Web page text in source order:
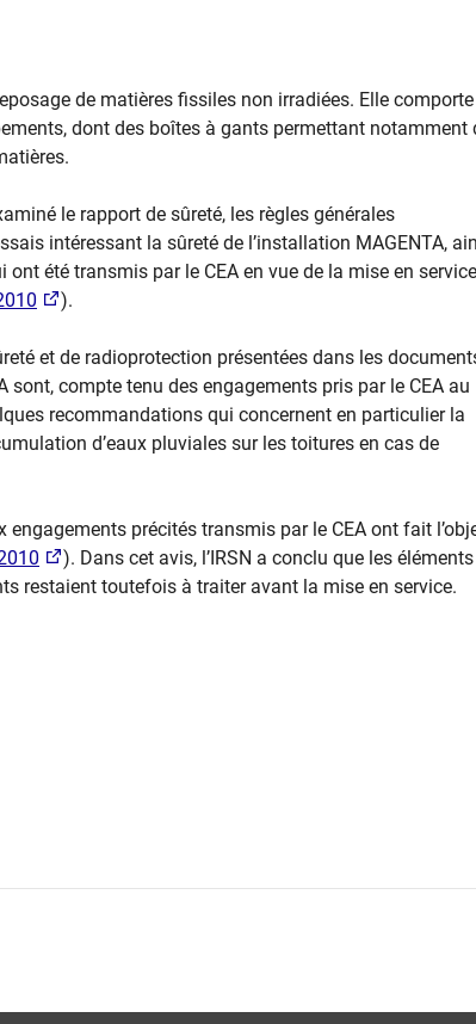
de matières fissiles non irradiées. Elle comporte
dont des boîtes à gants permettant notamment
le rapport de sûreté, les règles générales
intéressant la sûreté de l’installation MAGENTA,
été transmis par le CEA en vue de la mise en
).
et de radioprotection présentées dans les
compte tenu des engagements pris par le CEA au
recommandations qui concernent en particulier la
d’eaux pluviales sur les toitures en cas de
engagements précités transmis par le CEA ont fait
). Dans cet avis, l’IRSN a conclu que l​es éléments
restaient toutefois à traiter avant la mise en service.